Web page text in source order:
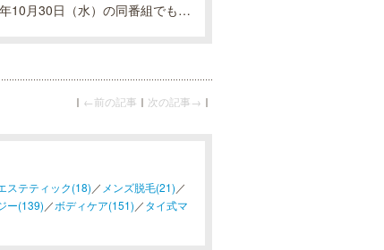
10月30日（水）の同番組でも放
｜ ←前の記事 ｜ 次の記事→ ｜
ステティック(18) ／ メンズ脱毛(21) ／
ー(139) ／ボディケア(151) ／タイ式マ